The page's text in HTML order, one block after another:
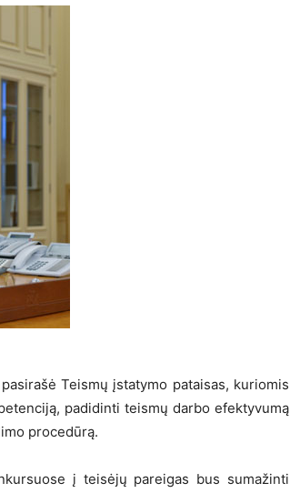
Teismų įstatymo pataisas, kuriomis
padidinti teismų darbo efektyvumą
procedūrą.
į teisėjų pareigas bus sumažinti